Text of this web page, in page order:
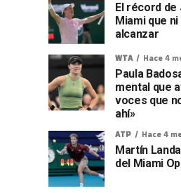
El récord de
Miami que
alcanzar
WTA Hace 4
Paula
mental que
voces que
ahí»
ATP Hace 4
Martín
del Miami